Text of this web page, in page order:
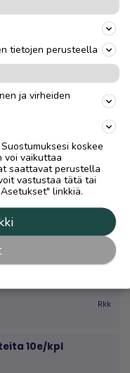
Mt
Ere
10€kpl
Rkk
10e/kpl
tietojen perusteella
ja virheiden
koskee
voi vaikuttaa
saattavat perustella
vastustaa tätä tai
linkkiä.